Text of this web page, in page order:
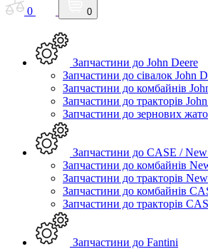
0 0
Запчастини до John Deere
Запчастини до сівалок John
Запчастини до комбайнів
Запчастини до тракторів
Запчастини до зернових
Запчастини до CASE /
Запчастини до комбайнів
Запчастини до тракторів
Запчастини до комбайнів
Запчастини до тракторів
Запчастини до Fantini